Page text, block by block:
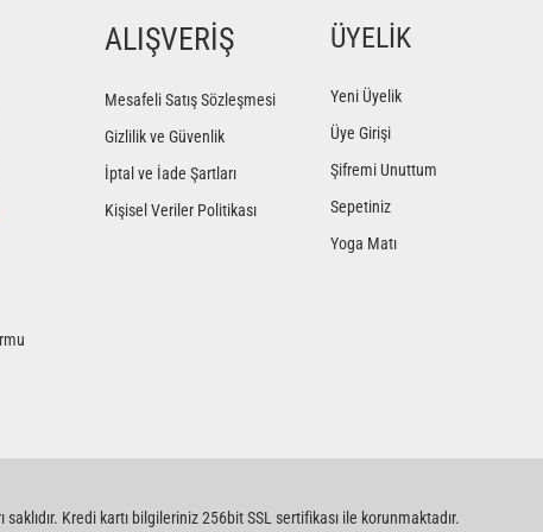
Yorum Yaz
ALIŞVERİŞ
Mesafeli Satış Sözleşmesi
Gizlilik ve Güvenlik
İptal ve İade Şartları
Kişisel Veriler Politikası
ÜYELİK
Yeni Üyelik
Üye Girişi
Şifremi Unuttum
Sepetiniz
Yoga Matı
saklıdır. Kredi kartı bilgileriniz 256bit SSL sertifikası ile korunmaktadır.